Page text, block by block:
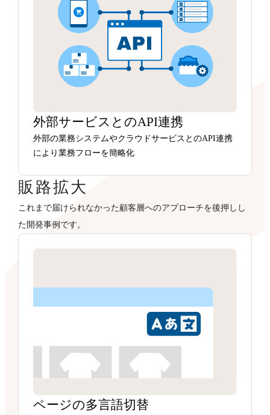
外部サービスとのAPI連携
外部の業務システムやクラウドサービスとのAPI連携
により業務フローを簡略化
販路拡大
これまで届けられなかった顧客層へのアプローチを後押しし
た開発事例です。
ページの多言語切替